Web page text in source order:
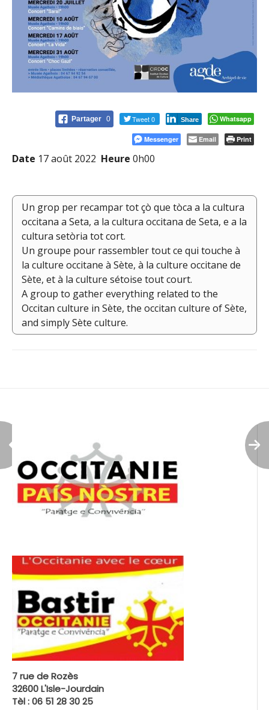
Partager 0 Tweet 0 Share Whatsapp
Messenger Email Print
Date 17 août 2022 Heure 0h00
Un grop per recampar tot çò que tòca a la cultura
occitana a Seta, a la cultura occitana de Seta, e a la
cultura setòria tot cort.
Un groupe pour rassembler tout ce qui touche à
la culture occitane à Sète, à la culture occitane de
Sète, et à la culture sétoise tout court.
A group to gather everything related to the
Occitan culture in Sète, the occitan culture of Sète,
and simply Sète culture.
7 rue de Rozès
32600 L'Isle-Jourdain
Tèl : 06 51 28 30 25